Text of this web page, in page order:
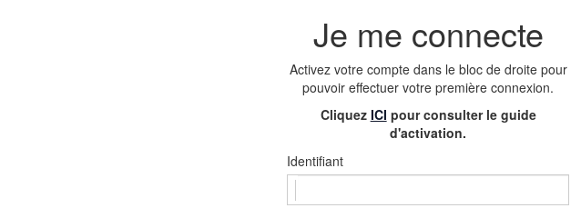
Je me connecte
Activez votre compte dans le bloc de droite pour
pouvoir effectuer votre première connexion.
Cliquez ICI pour consulter le guide
d'activation.
Identifiant